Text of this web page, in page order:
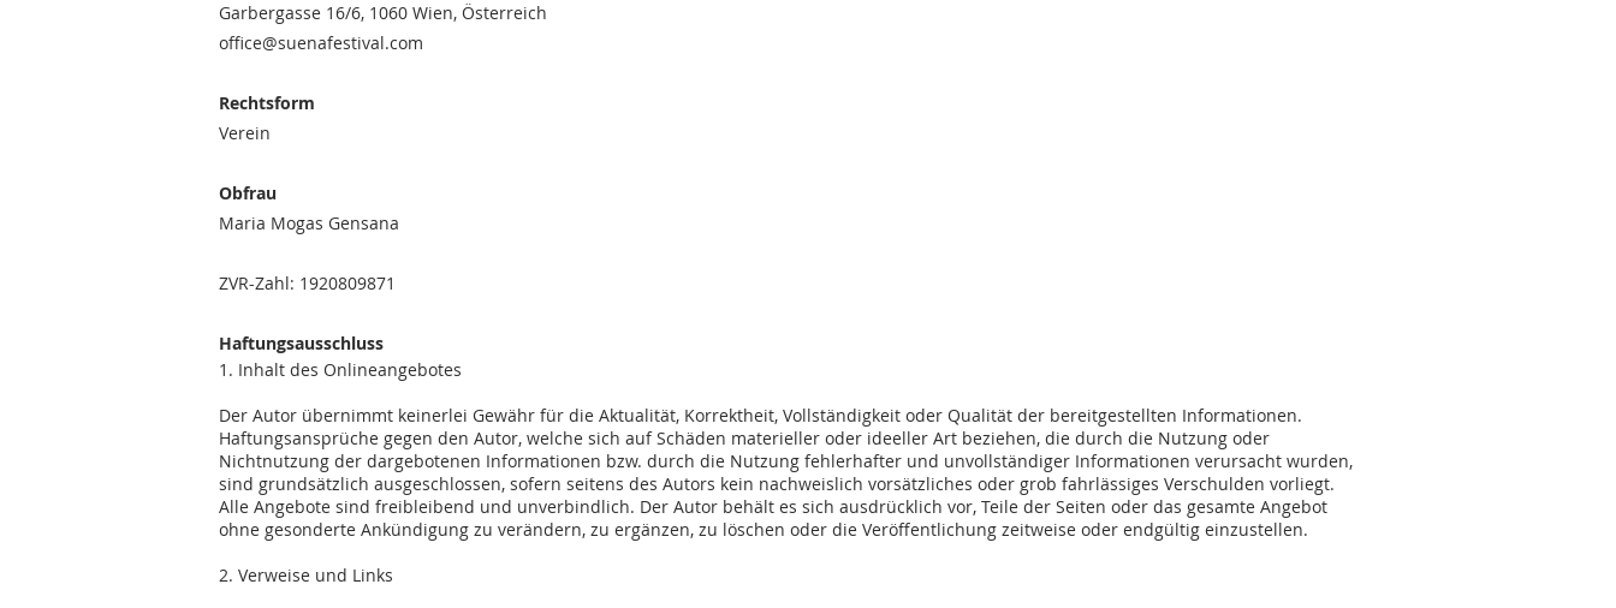
Garbergasse 16/6, 1060 Wien, Österreich
office@suenafestival.com
Rechtsform
Verein
Obfrau
Maria Mogas Gensana
ZVR-Zahl: 1920809871
Haftungsausschluss
1. Inhalt des Onlineangebotes
Der Autor übernimmt keinerlei Gewähr für die Aktualität, Korrektheit, Vollständigkeit oder Qualität der bereitgestellten Informationen.
Haftungsansprüche gegen den Autor, welche sich auf Schäden materieller oder ideeller Art beziehen, die durch die Nutzung oder
Nichtnutzung der dargebotenen Informationen bzw. durch die Nutzung fehlerhafter und unvollständiger Informationen verursacht wurden,
sind grundsätzlich ausgeschlossen, sofern seitens des Autors kein nachweislich vorsätzliches oder grob fahrlässiges Verschulden vorliegt.
Alle Angebote sind freibleibend und unverbindlich. Der Autor behält es sich ausdrücklich vor, Teile der Seiten oder das gesamte Angebot
ohne gesonderte Ankündigung zu verändern, zu ergänzen, zu löschen oder die Veröffentlichung zeitweise oder endgültig einzustellen.
2. Verweise und Links